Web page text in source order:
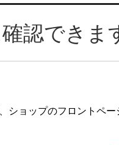
認できま
ショップのフロントペ